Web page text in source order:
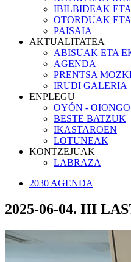
IBILBIDEAK
OTORDUAK
PAISAIA
AKTUALITATEA
ABISUAK ETA
AGENDA
PRENTSA
IRUDI GALERIA
ENPLEGU
OYÓN -
BESTE BATZUK
IKASTAROEN
LOTUNEAK
KONTZEJUAK
LABRAZA
2030 AGENDA
2025-06-04. III